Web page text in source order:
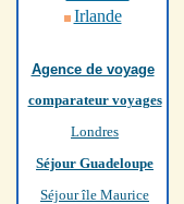
Irlande
Agence de voyage
comparateur voyages
Londres
Séjour Guadeloupe
Séjour île Maurice